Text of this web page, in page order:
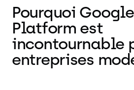
Pourquoi
Platform est
incontournable
entreprises